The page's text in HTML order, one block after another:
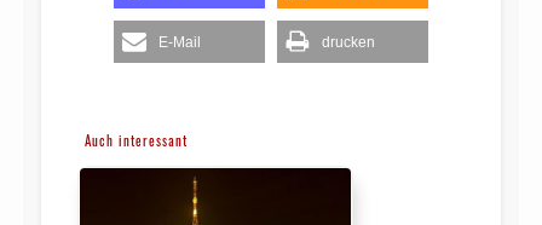
E-Mail drucken
Auch interessant